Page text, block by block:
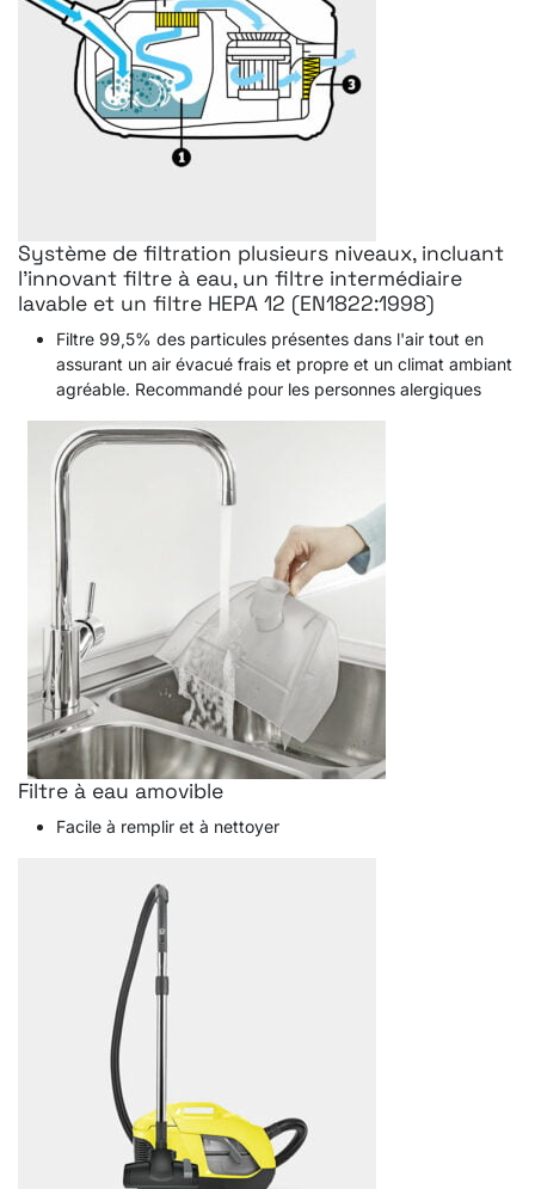
Système de filtration plusieurs niveaux, incluant
l'innovant filtre à eau, un filtre intermédiaire
lavable et un filtre HEPA 12 (EN1822:1998)
Filtre 99,5% des particules présentes dans l'air tout en
assurant un air évacué frais et propre et un climat ambiant
agréable. Recommandé pour les personnes alergiques
Filtre à eau amovible
Facile à remplir et à nettoyer